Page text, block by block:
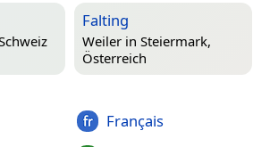
Falting
Weiler in Steiermark,
Österreich
Français